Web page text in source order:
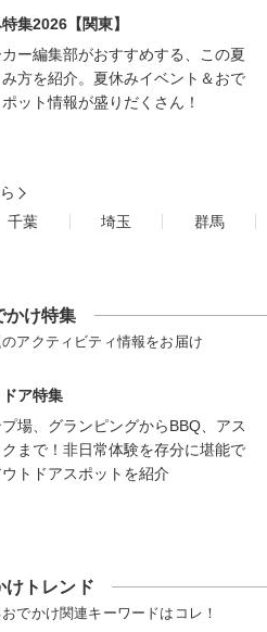
集2026【関東】
ー編集部がおすすめする、この夏
方を紹介。夏休みイベント＆おで
ット情報が盛りだくさん！
千葉 埼玉
群馬
かけ特集
アクティビティ情報をお届け
ア特集
場、グランピングからBBQ、アス
クまで！非日常体験を存分に堪能で
ウトドアスポットを紹介
けトレンド
でかけ関連キーワードはコレ！